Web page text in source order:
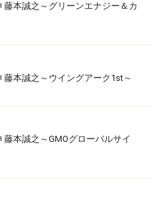
本誠之～グリーンエナジー＆カ
本誠之～ウイングアーク1st～
本誠之～GMOグローバルサイ